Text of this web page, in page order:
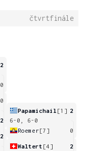
čtvrtfinále
2
0
0
2
2
Papamichail [1] 2
6-0, 6-0
Roemer[7] 0
Waltert [4]
2